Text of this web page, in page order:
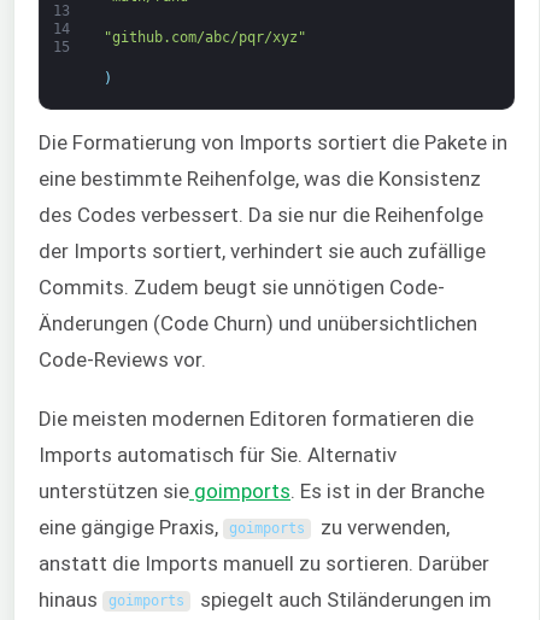
13
14
15
"github.com/abc/pqr/xyz"
)
Die Formatierung von Imports sortiert die Pakete in
eine bestimmte Reihenfolge, was die Konsistenz
des Codes verbessert. Da sie nur die Reihenfolge
der Imports sortiert, verhindert sie auch zufällige
Commits. Zudem beugt sie unnötigen Code-
Änderungen (Code Churn) und unübersichtlichen
Code-Reviews vor.
Die meisten modernen Editoren formatieren die
Imports automatisch für Sie. Alternativ
unterstützen sie goimports . Es ist in der Branche
eine gängige Praxis,
goimports zu verwenden,
anstatt die Imports manuell zu sortieren. Darüber
hinaus
goimports spiegelt auch Stiländerungen im